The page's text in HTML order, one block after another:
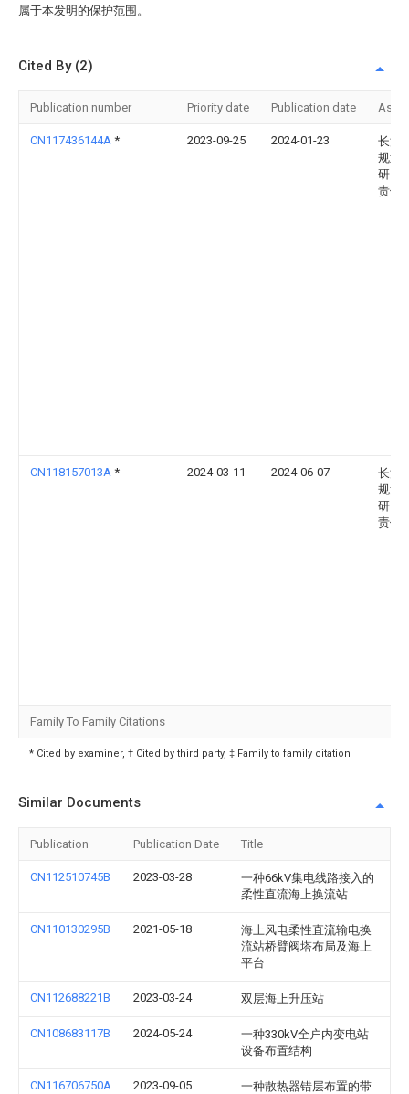
属于本发明的保护范围。
Cited By (2)
Publication number Priority date Publication date
CN117436144A * 2023-09-25 2024-01-23
长江
规划
研究
责任
CN118157013A * 2024-03-11 2024-06-07
长江
规划
研究
责任
Family To Family Citations
* Cited by examiner, † Cited by third party, ‡ Family to family citation
Similar Documents
Publication Publication Date Title
CN112510745B 2023-03-28
一种66kV集电线路接入的
柔性直流海上换流站
CN110130295B 2021-05-18
海上风电柔性直流输电换
流站桥臂阀塔布局及海上
平台
CN112688221B 2023-03-24 双层海上升压站
CN108683117B 2024-05-24
一种330kV全户内变电站
设备布置结构
CN116706750A 2023-09-05
一种散热器错层布置的带